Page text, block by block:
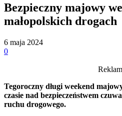
Bezpieczny majowy
małopolskich drogach
6 maja 2024
0
Tegoroczny długi weekend
czasie nad bezpieczeństwem
ruchu drogowego.